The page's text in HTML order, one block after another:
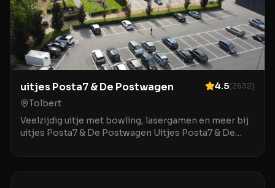
uitjes Posta7 & De Postwagen 4.5(2632)
Tolbert
Veelzijdig uitje met bowling, lasergamen en meer bij
uitjes Posta7 & De Postwagen Uitjes Posta7 & De